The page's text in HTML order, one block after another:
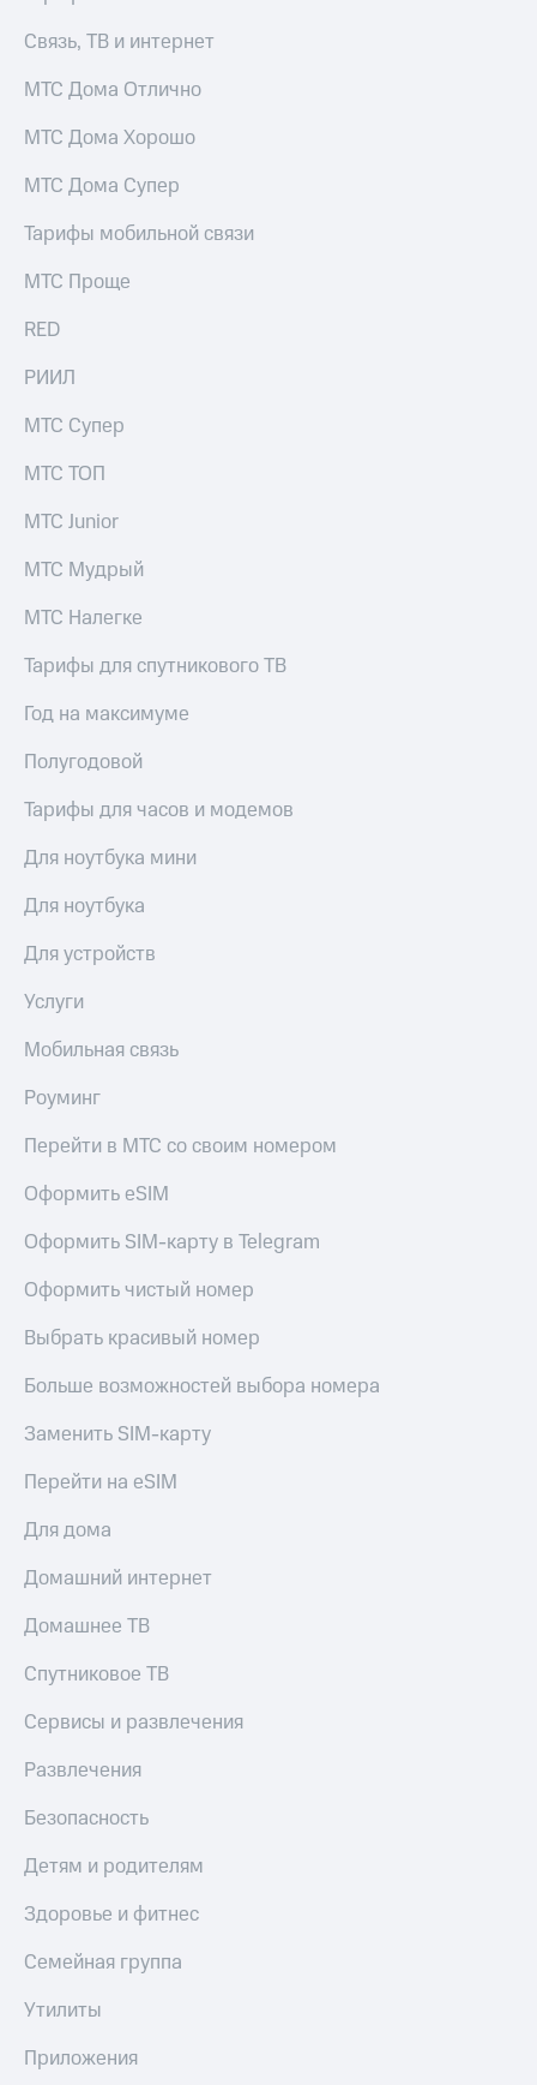
Связь, ТВ и интернет
МТС Дома Отлично
МТС Дома Хорошо
МТС Дома Супер
Тарифы мобильной связи
МТС Проще
RED
РИИЛ
МТС Супер
МТС ТОП
МТС Junior
МТС Мудрый
МТС Налегке
Тарифы для спутникового ТВ
Год на максимуме
Полугодовой
Тарифы для часов и модемов
Для ноутбука мини
Для ноутбука
Для устройств
Услуги
Мобильная связь
Роуминг
Перейти в МТС со своим номером
Оформить eSIM
Оформить SIM-карту в Telegram
Оформить чистый номер
Выбрать красивый номер
Больше возможностей выбора номера
Заменить SIM-карту
Перейти на eSIM
Для дома
Домашний интернет
Домашнее ТВ
Спутниковое ТВ
Сервисы и развлечения
Развлечения
Безопасность
Детям и родителям
Здоровье и фитнес
Семейная группа
Утилиты
Приложения